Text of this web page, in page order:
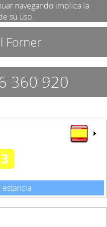
navegando implica la
su uso.
Forner
360 920
estancia